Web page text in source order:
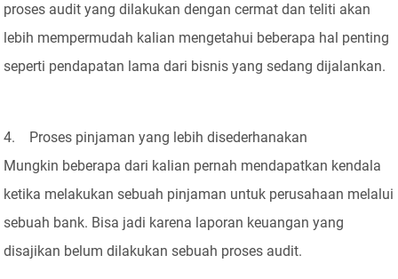
proses audit yang dilakukan dengan cermat dan teliti akan
lebih mempermudah kalian mengetahui beberapa hal penting
seperti pendapatan lama dari bisnis yang sedang dijalankan.
4. Proses pinjaman yang lebih disederhanakan
Mungkin beberapa dari kalian pernah mendapatkan kendala
ketika melakukan sebuah pinjaman untuk perusahaan melalui
sebuah bank. Bisa jadi karena laporan keuangan yang
disajikan belum dilakukan sebuah proses audit.